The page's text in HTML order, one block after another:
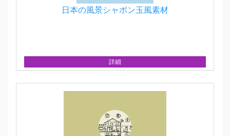
日本の風景シャボン玉風素材
詳細